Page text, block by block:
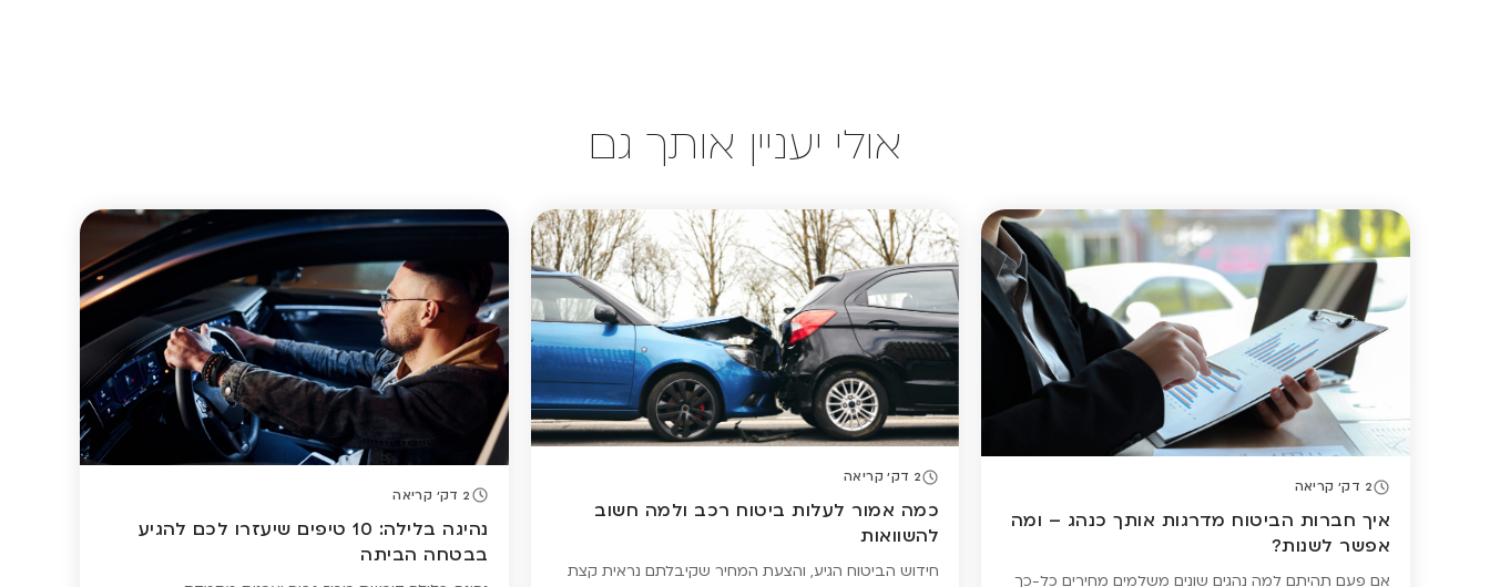
אולי יעניין אותך גם
2 דק' קריאה
איך חברות הביטוח מדרגות אותך כנהג – ומה
אפשר לשנות?
אם פעם תהיתם למה נהגים שונים משלמים מחירים כל-כך
2 דק' קריאה
כמה אמור לעלות ביטוח רכב ולמה חשוב
להשוואות
חידוש הביטוח הגיע, והצעת המחיר שקיבלתם נראית קצת
2 דק' קריאה
נהיגה בלילה: 10 טיפים שיעזרו לכם להגיע
בבטחה הביתה